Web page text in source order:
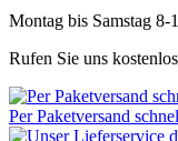
Montag bis Samstag 8-
Rufen Sie uns
Per Paketversand